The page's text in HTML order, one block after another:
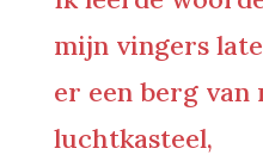
mijn vingers
er een berg van
luchtkasteel,